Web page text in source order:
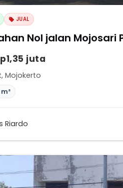
JUAL
Jual Lahan
juta
, Mojokerto
Riardo